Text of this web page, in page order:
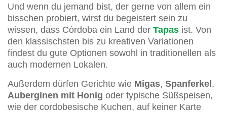
Und wenn du jemand bist, der gerne von allem ein
bisschen probiert, wirst du begeistert sein zu
wissen, dass Córdoba ein Land der Tapas ist. Von
den klassischsten bis zu kreativen Variationen
findest du gute Optionen sowohl in traditionellen als
auch modernen Lokalen.
Außerdem dürfen Gerichte wie Migas, Spanferkel ,
Auberginen mit Honig oder typische Süßspeisen,
wie der cordobesische Kuchen, auf keiner Karte